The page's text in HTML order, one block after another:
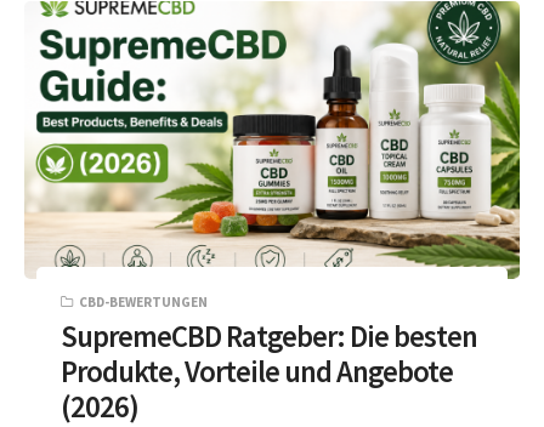
CBD-BEWERTUNGEN
SupremeCBD Ratgeber: Die besten
Produkte, Vorteile und Angebote
(2026)